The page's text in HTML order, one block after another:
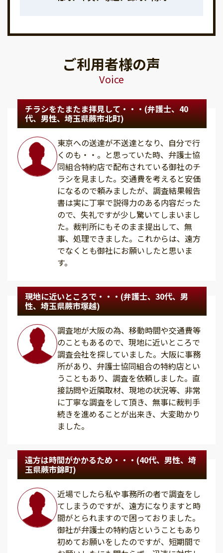
ご利用者様の声
Voice
チラシをたまたま拝見して・・・(弁護士、40
代、男性、埼玉県蕨市北町)
東京への送達が不送達となり、自分で行
くのも・・。と思っていた時、弁護士協
同組合特約店で配布されている御社のチ
ラシを見ました。交通費を考えると安価
になるので頼みましたが、調査結果報告
書は実に丁寧で説得力のある内容だった
ので、失礼ですが少し驚いてしまいまし
た。裁判所にもそのまま提出して、無
事、処理できました。これからは、遠方
でなくとも御社にお願いしたと思いま
す。
現地に近いところで・・・(弁護士、30代、男
性、埼玉県蕨市塚越)
調査地が大阪の為、移動時間や交通費等
のこともあるので、現地に近いところで
調査会社を探していました。大阪に事務
所があり、弁護士協同組合の特約店とい
うこともあり、調査を依頼しました。直
接訪問や近隣取材、現地の状況等、非常
に丁寧な調査をして頂き、無事に裁判手
続きを進めることが出来き、大変助かり
ました。
遠方は時間がかかるため・・・(40代、男性、埼
玉県蕨市錦町)
近場でしたら私や事務所の者で調査をし
てしまうのですが、遠方になりますと時
間がとられますので困っておりました。
御社が弁護士の特約店ということもあり
初めてお願いをしたのですが、短期間で